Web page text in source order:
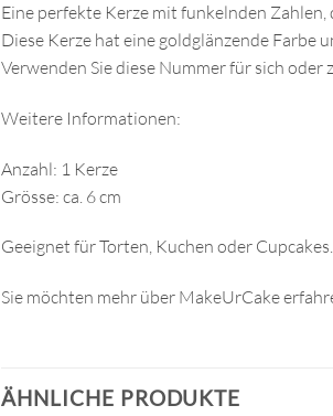
Eine perfekte Kerze mit funkelnden
Diese Kerze hat eine goldglänzende Farbe
Verwenden Sie diese Nummer für sich
Weitere Informationen:
Anzahl: 1 Kerze
Grösse: ca. 6 cm
Geeignet für Torten, Kuchen oder Cupcakes.
Sie möchten mehr über MakeUrCake
ÄHNLICHE PRODUKTE